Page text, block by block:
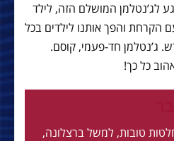
לג’נטלמן המושלם הזה, לילד
הקרחת והפך אותנו לילדים בכל
ג’נטלמן חד-פעמי, קוסם.
כל כך!
טובות, למשל ברצלונה,